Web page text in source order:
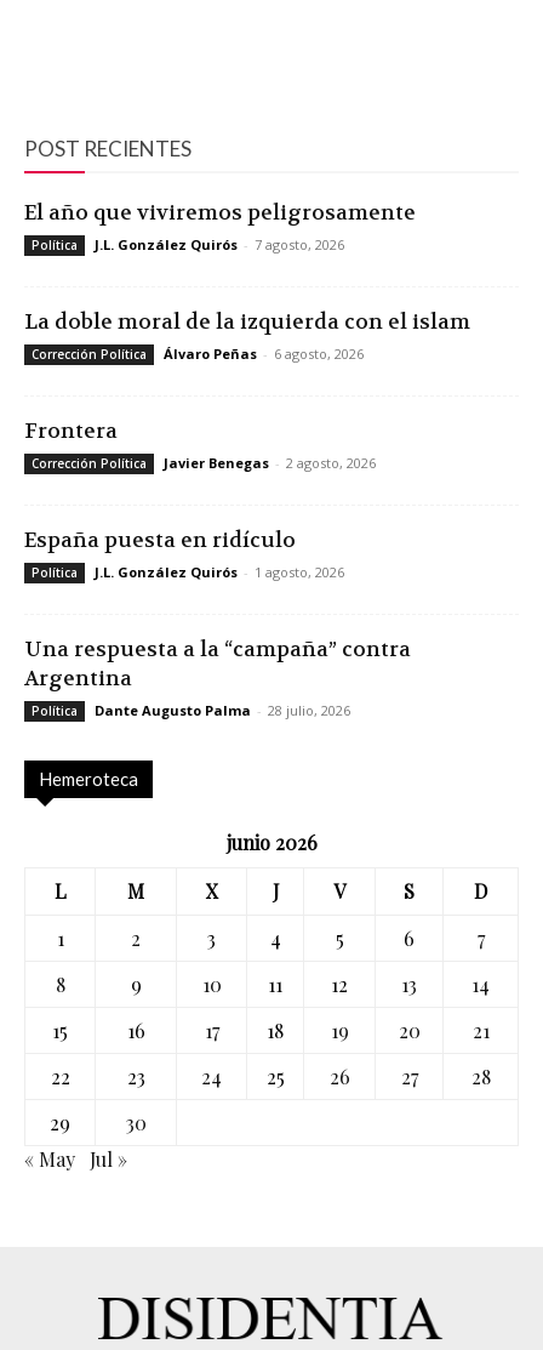
POST RECIENTES
El año que viviremos peligrosamente
Política J.L. González Quirós - 7 agosto, 2026
La doble moral de la izquierda con el islam
Corrección Política Álvaro Peñas - 6 agosto, 2026
Frontera
Corrección Política Javier Benegas - 2 agosto, 2026
España puesta en ridículo
Política J.L. González Quirós - 1 agosto, 2026
Una respuesta a la “campaña” contra
Argentina
Política Dante Augusto Palma - 28 julio, 2026
Hemeroteca
junio 2026
L
M X J V S
D
1
2 3 4 5 6
7
8
9 10 11 12 13
14
15
16 17 18 19 20
21
22
23 24 25 26 27
28
29
30
« May
Jul »